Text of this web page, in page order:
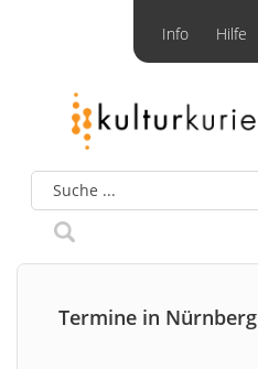
Info Hilfe
Termine in Nürnberg